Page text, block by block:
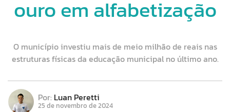
ouro em alfabetização
O município investiu mais de meio milhão de reais nas
estruturas físicas da educação municipal no último ano.
Por: Luan Peretti
25 de novembro de 2024